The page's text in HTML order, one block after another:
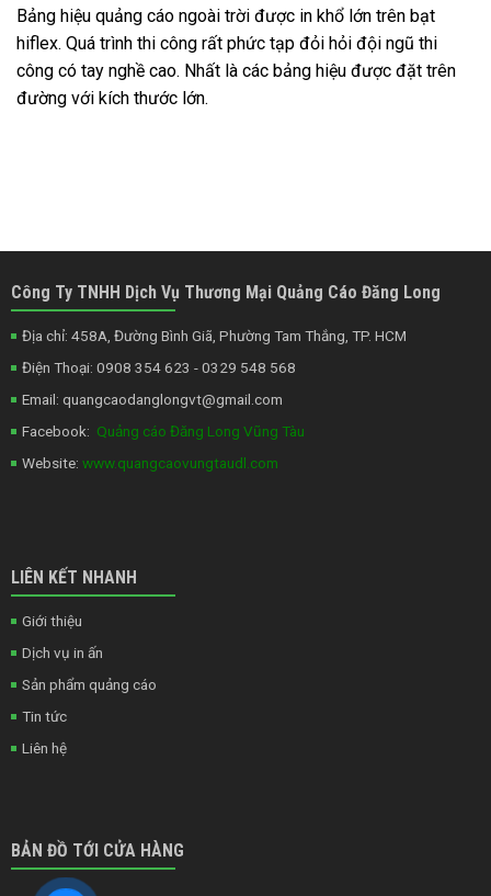
Bảng hiệu quảng cáo ngoài trời được in khổ lớn trên bạt
hiflex. Quá trình thi công rất phức tạp đỏi hỏi đội ngũ thi
công có tay nghề cao. Nhất là các bảng hiệu được đặt trên
đường với kích thước lớn.
Công Ty TNHH Dịch Vụ Thương Mại Quảng Cáo Đăng Long
Địa chỉ: 458A, Đường Bình Giã, Phường Tam Thắng, TP. HCM
Điện Thoại: 0908 354 623 - 0329 548 568
Email: quangcaodanglongvt@gmail.com
Facebook: Quảng cáo Đăng Long Vũng Tàu
Website: www.quangcaovungtaudl.com
LIÊN KẾT NHANH
Giới thiệu
Dịch vụ in ấn
Sản phẩm quảng cáo
Tin tức
Liên hệ
BẢN ĐỒ TỚI CỬA HÀNG